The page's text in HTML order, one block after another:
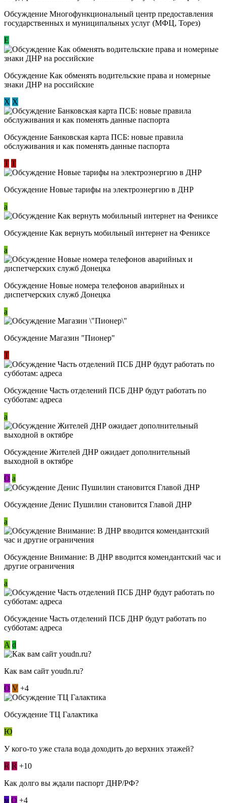
Обсуждение Многофункциональный центр предоставления
государственных и муниципальных услуг (МФЦ, Торез)
E
Обсуждение ​Как обменять водительские права и номерные
знаки ДНР на российские
Х Х
Обсуждение ​Банковская карта ПСБ: новые правила
обслуживания и как поменять данные паспорта
Т Т
Обсуждение Новые тарифы на электроэнергию в ДНР
a
Обсуждение Как вернуть мобильный интернет на Фениксе
a
Обсуждение Новые номера телефонов аварийных и
диспетчерских служб Донецка
a
Обсуждение Магазин "Пионер"
Т
Обсуждение Часть отделений ПСБ ДНР будут работать по
субботам: адреса
a
Обсуждение Жителей ДНР ожидает дополнительный
выходной в октябре
О a
Обсуждение Денис Пушилин становится Главой ДНР
a
Обсуждение Внимание: В ДНР вводится комендантский час и
другие ограничения
a
Обсуждение Часть отделений ПСБ ДНР будут работать по
субботам: адреса
А d
Как вам сайт youdn.ru?
О V +4
Обсуждение ТЦ Галактика
Ю
У кого-то уже стала вода доходить до верхних этажей?
R R +10
Как долго вы ждали паспорт ДНР/РФ?
м О +4